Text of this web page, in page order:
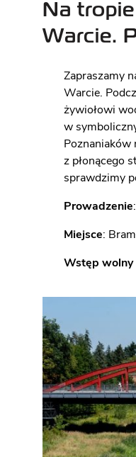
Na
Warcie.
Zapraszamy
Warcie.
żywiołowi
w
Poznaniaków
z płonącego
sprawdzimy
Prowadzenie
Miejsce:
Wstęp wolny